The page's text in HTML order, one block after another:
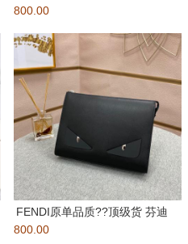
个信用卡夹层个2个钞票隔层
800.00
FENDI原单品质??顶级货 芬迪
手包??经典火爆出货拉、无
800.00